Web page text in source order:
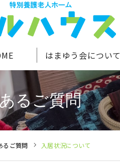
はまゆう会について
るご質問
るご質問 入居状況について